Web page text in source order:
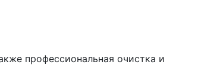
профессиональная очистка и